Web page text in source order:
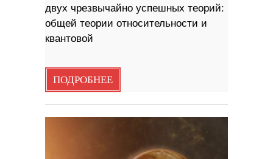
двух чрезвычайно успешных теорий:
общей теории относительности и
квантовой
ПОДРОБНЕЕ